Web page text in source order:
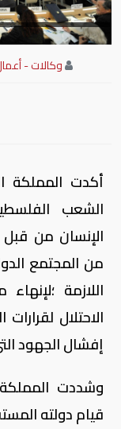
وكالات -
أكدت المملكة
الشعب
الإنسان من قبل
من المجتمع
اللازمة
الاحتلال
إفشال الجهود
وشددت
قيام دولته